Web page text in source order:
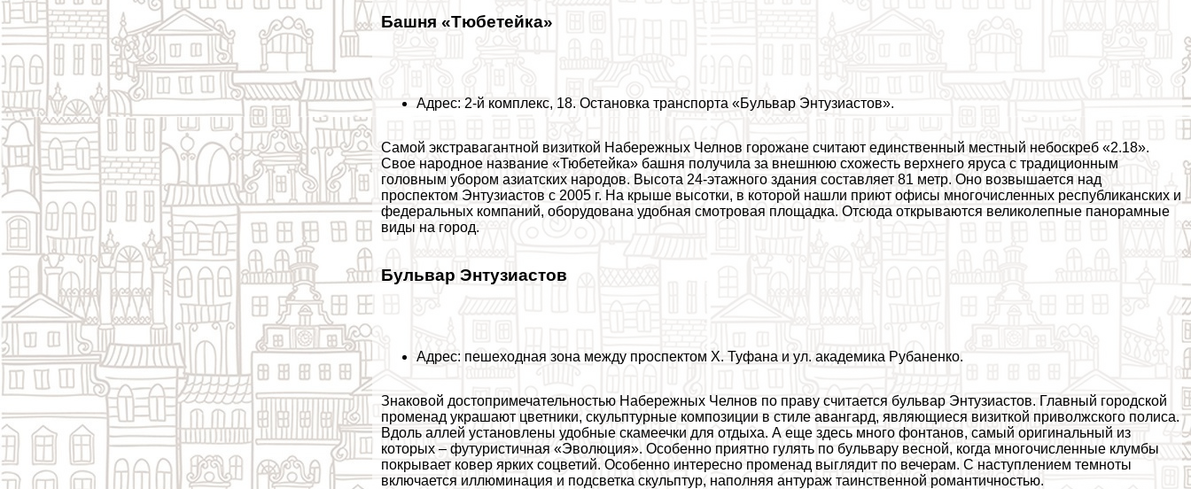
Башня «Тюбетейка»
Адрес: 2-й комплекс, 18. Остановка трaнcпорта «Бульвар Энтузиастов».
Самой экстравагантной визиткой Набережных Челнов горожане считают единственный местный небоскреб «2.18».
Свое народное название «Тюбетейка» башня получила за внешнюю схожесть верхнего яруса с традиционным
головным убором азиатских народов. Высота 24-этажного здания составляет 81 метр. Оно возвышается над
проспектом Энтузиастов с 2005 г. На крыше высотки, в которой нашли приют офисы многочисленных республиканских и
федеральных компаний, оборудована удобная смотровая площадка. Отсюда открываются великолепные панорамные
виды на город.
Бульвар Энтузиастов
Адрес: пешеходная зона между проспектом Х. Туфана и ул. академика Рубаненко.
Знаковой достопримечательностью Набережных Челнов по праву считается бульвар Энтузиастов. Главный городской
променад украшают цветники, скульптурные композиции в стиле авангард, являющиеся визиткой приволжского полиса.
Вдоль аллей установлены удобные скамеечки для отдыха. А еще здесь много фонтанов, самый оригинальный из
которых – футуристичная «Эволюция». Особенно приятно гулять по бульвару весной, когда многочисленные клумбы
покрывает ковер ярких соцветий. Особенно интересно променад выглядит по вечерам. С наступлением темноты
включается иллюминация и подсветка скульптур, наполняя антураж таинственной романтичностью.